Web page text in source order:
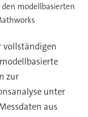
modellbasierten
vollständigen
zur
unter
aus